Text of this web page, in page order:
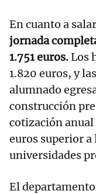
En cuanto a
jornada
1.751 euros.Los
1.820 euros, y
alumnado
construcción
cotización
euros superior a
universidades
El